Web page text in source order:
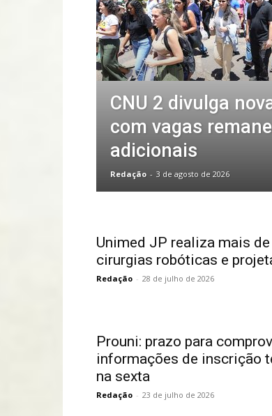
CNU 2 divulga
com vagas
adicionais
Redação - 3 de agosto de 2026
Unimed JP realiza mais de
cirurgias robóticas e
Redação - 28 de julho de 2026
Prouni: prazo para
informações de inscrição
na sexta
Redação - 23 de julho de 2026